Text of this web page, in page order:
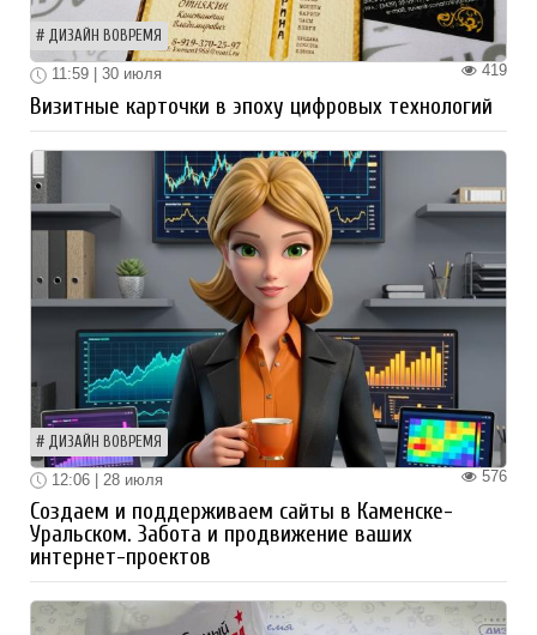
ДИЗАЙН ВОВРЕМЯ
419
11:59 | 30 июля
Визитные карточки в эпоху цифровых технологий
ДИЗАЙН ВОВРЕМЯ
576
12:06 | 28 июля
Создаем и поддерживаем сайты в Каменске-
Уральском. Забота и продвижение ваших
интернет-проектов